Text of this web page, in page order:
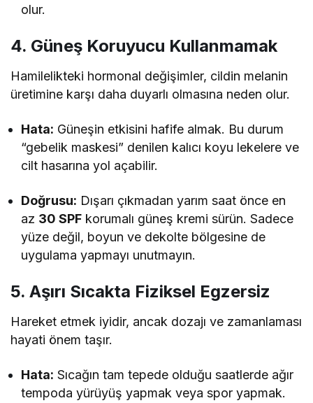
olur.
4. Güneş Koruyucu Kullanmamak
Hamilelikteki hormonal değişimler, cildin melanin
üretimine karşı daha duyarlı olmasına neden olur.
Hata: Güneşin etkisini hafife almak. Bu durum
“gebelik maskesi” denilen kalıcı koyu lekelere ve
cilt hasarına yol açabilir.
Doğrusu: Dışarı çıkmadan yarım saat önce en
az 30 SPF korumalı güneş kremi sürün. Sadece
yüze değil, boyun ve dekolte bölgesine de
uygulama yapmayı unutmayın.
5. Aşırı Sıcakta Fiziksel Egzersiz
Hareket etmek iyidir, ancak dozajı ve zamanlaması
hayati önem taşır.
Hata: Sıcağın tam tepede olduğu saatlerde ağır
tempoda yürüyüş yapmak veya spor yapmak.